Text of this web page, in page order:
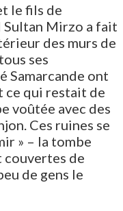
le fils de
Sultan Mirzo a fait
des murs de
ses
Samarcande ont
ce qui restait de
voûtée avec des
Ces ruines se
» – la tombe
couvertes de
de gens le